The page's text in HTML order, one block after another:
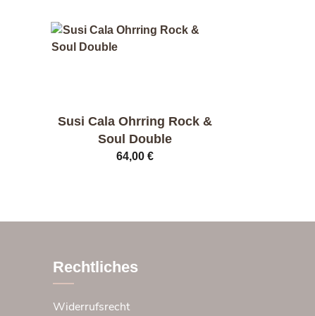
Susi Cala Ohrring Rock &
Soul Double
64,00 €
mehrere
Die
können
Rechtliches
Widerrufsrecht